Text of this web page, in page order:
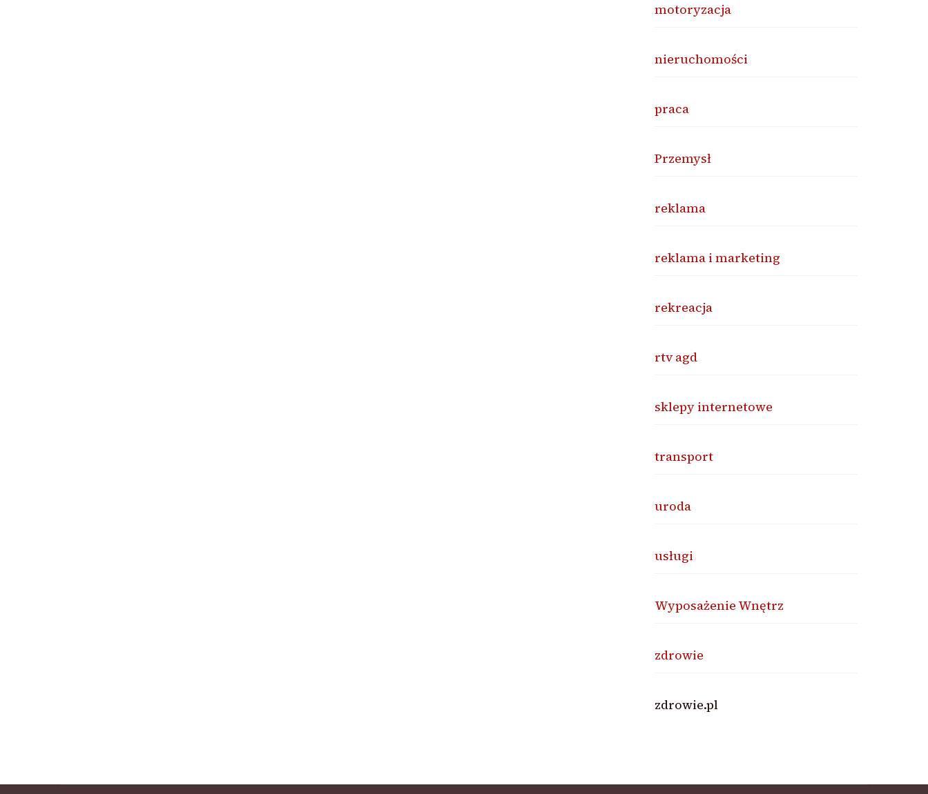
motoryzacja
nieruchomości
praca
Przemysł
reklama
reklama i marketing
rekreacja
rtv agd
sklepy internetowe
transport
uroda
usługi
Wyposażenie Wnętrz
zdrowie
zdrowie.pl